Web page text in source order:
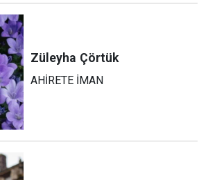
Züleyha Çörtük
AHİRETE İMAN